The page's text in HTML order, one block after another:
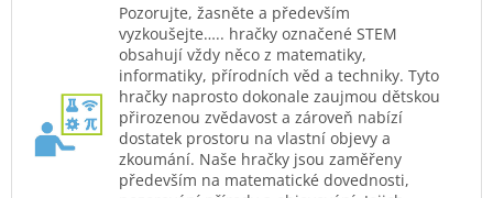
Pozorujte, žasněte a především
vyzkoušejte….. hračky označené STEM
obsahují vždy něco z matematiky,
informatiky, přírodních věd a techniky. Tyto
hračky naprosto dokonale zaujmou dětskou
přirozenou zvědavost a zároveň nabízí
dostatek prostoru na vlastní objevy a
zkoumání. Naše hračky jsou zaměřeny
především na matematické dovednosti,